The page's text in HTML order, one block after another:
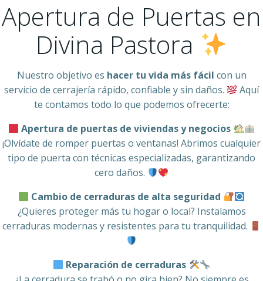
Apertura de Puertas en
Divina Pastora
Nuestro objetivo es hacer tu vida más fácil con un
servicio de cerrajería rápido, confiable y sin daños.
Aquí
te contamos todo lo que podemos ofrecerte:
Apertura de puertas de viviendas y negocios
¡Olvídate de romper puertas o ventanas! Abrimos cualquier
tipo de puerta con técnicas especializadas, garantizando
cero daños.
Cambio de cerraduras de alta seguridad
¿Quieres proteger más tu hogar o local? Instalamos
cerraduras modernas y resistentes para tu tranquilidad.
Reparación de cerraduras